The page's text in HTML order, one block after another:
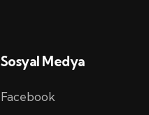
Sosyal Medya
Facebook